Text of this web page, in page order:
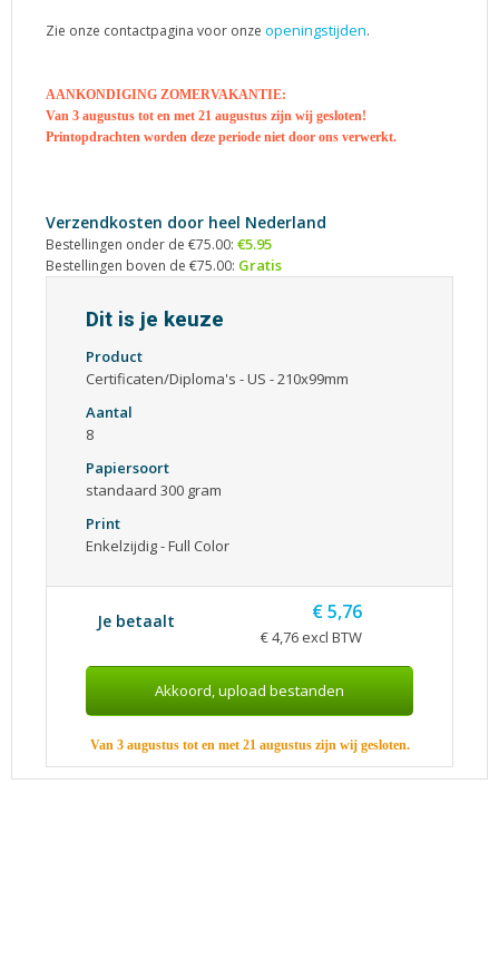
Zie onze contactpagina voor onze openingstijden.
AANKONDIGING ZOMERVAKANTIE:
Van 3 augustus tot en met 21 augustus zijn wij gesloten!
Printopdrachten worden deze periode niet door ons verwerkt.
Verzendkosten door heel Nederland
Bestellingen onder de €75.00: €5.95
Bestellingen boven de €75.00: Gratis
Dit is je keuze
Product
Certificaten/Diploma's - US - 210x99mm
Aantal
8
Papiersoort
standaard 300 gram
Print
Enkelzijdig - Full Color
Je betaalt € 5,76
€ 4,76 excl BTW
Van 3 augustus tot en met 21 augustus zijn wij gesloten.